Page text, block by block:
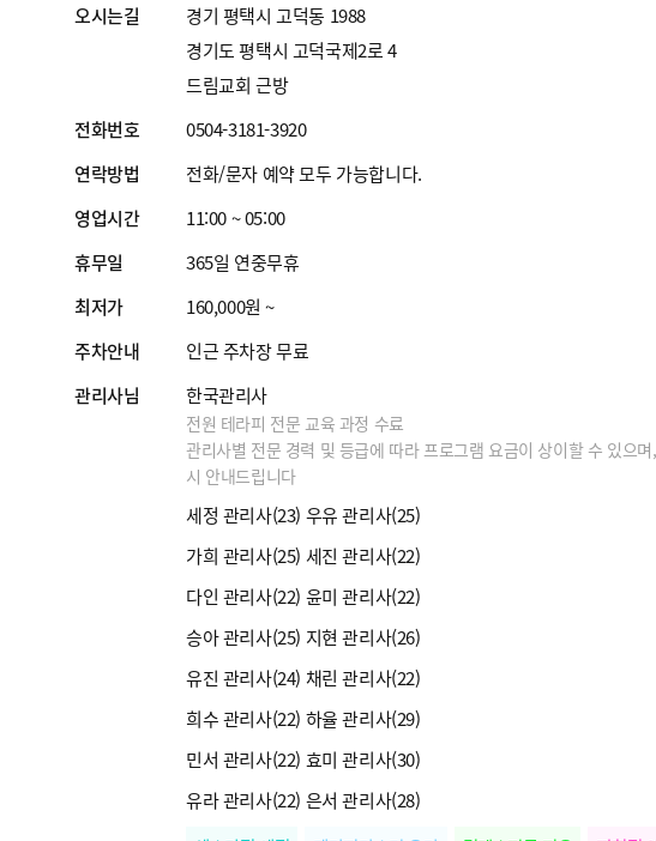
오시는길
경기 평택시 고덕동 1988
경기도 평택시 고덕국제2로 4
드림교회 근방
전화번호
0504-3181-3920
연락방법
전화/문자 예약 모두 가능합니다.
영업시간
11:00 ~ 05:00
휴무일
365일 연중무휴
최저가
160,000원 ~
주차안내
인근 주차장 무료
관리사님
한국관리사
전원 테라피 전문 교육 과정 수료
관리사별 전문 경력 및 등급에 따라 프로그램 요금이 상이할 수 있으
시 안내드립니다
세정 관리사(23) 우유 관리사(25)
가희 관리사(25) 세진 관리사(22)
다인 관리사(22) 윤미 관리사(22)
승아 관리사(25) 지현 관리사(26)
유진 관리사(24) 채린 관리사(22)
희수 관리사(22) 하율 관리사(29)
민서 관리사(22) 효미 관리사(30)
유라 관리사(22) 은서 관리사(28)